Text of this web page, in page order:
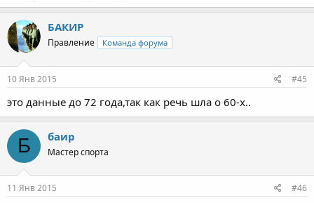
БАКИР
Правление Команда форума
10 Янв 2015 #45
это данные до 72 года,так как речь шла о 60-х..
Б баир
Мастер спорта
11 Янв 2015 #46